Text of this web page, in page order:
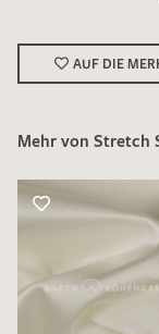
AUF DIE
Mehr von Stretch